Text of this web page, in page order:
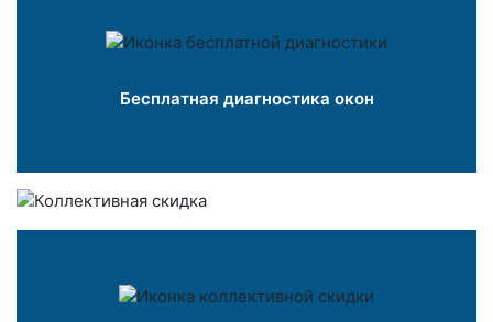
Бесплатная диагностика окон